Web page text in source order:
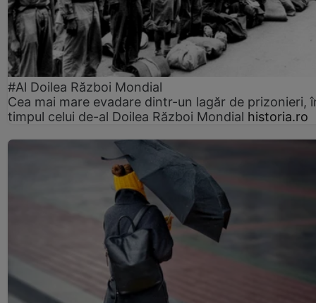
#Al Doilea Război Mondial
Cea mai mare evadare dintr-un lagăr de prizonieri,
timpul celui de-al Doilea Război Mondial historia.ro